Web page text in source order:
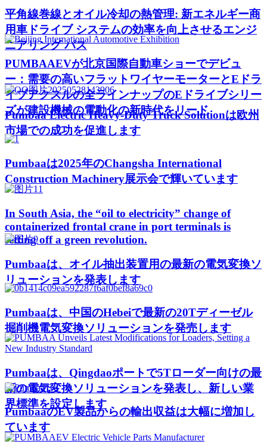
平角線巻線とオイル冷却の熱管理: 新エネルギー商
用車ドライブ システムの効率を向上させるエンジ
ニアリング パス
PUMBAAEVが北京国際自動車ショーでデビュ
ー：需要の高いフラットワイヤーモーターとEドラ
イブアクスルの全ラインナップのEドライブシリー
ズが建設機械の電動化の新時代をリード
Pumbaa Electric Heavy-Duty Truck Solutionは欧州
市場での成功を促進します
Pumbaaは2025年のChangsha International
Construction Machinery展示会で輝いています
In South Asia, the “oil to electricity” change of
containerized frontal crane in port terminals is
setting off a green revolution.
Pumbaaは、オイル抽出装置用の最新の電気変換ソ
リューションを発表します
Pumbaaは、中国のHebeiで最新の20Tディーゼル
掘削機電気変換ソリューションを発売します
Pumbaaは、Qingdaoポートで5Tローダー向けの最
新の電気変換ソリューションを発表し、新しい業
界標準を設定します
PumbaaのEV製品からの輸出収益は大幅に増加し
ています